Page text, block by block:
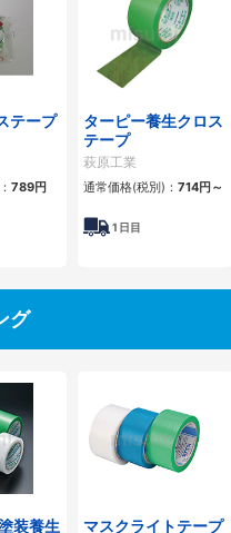
テープ
789円
ターピー養生クロス
テープ
萩原工業
通常価格(税別)： 714円 ～
1 日目
グ
装養生 マスクライトテープ